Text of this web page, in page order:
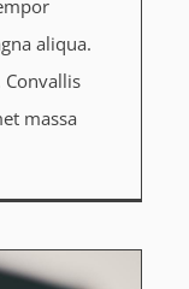
aliqua.
massa